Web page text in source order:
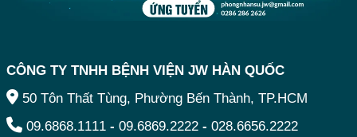
CÔNG TY TNHH BỆNH VIỆN JW HÀN QUỐC
50 Tôn Thất Tùng, Phường Bến Thành, TP.HCM
09.6868.1111 - 09.6869.2222 - 028.6656.2222